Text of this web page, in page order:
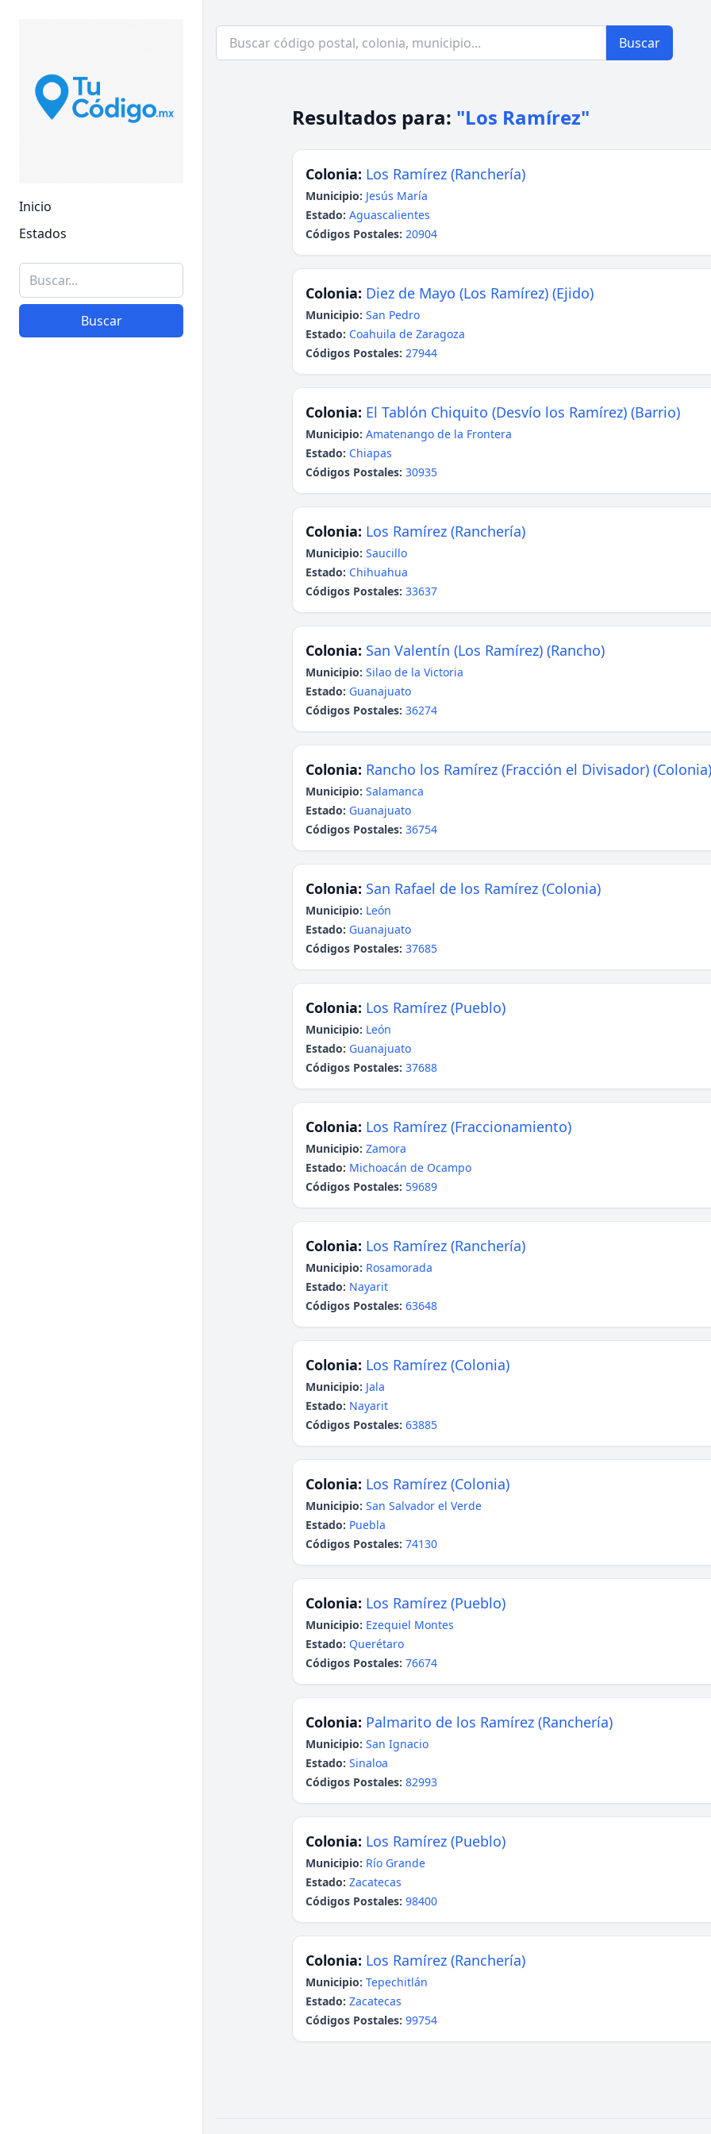
Inicio
Estados
Buscar
Buscar
Resultados para: "Los Ramírez"
Colonia: Los Ramírez (Ranchería)
Municipio: Jesús María
Estado: Aguascalientes
Códigos Postales: 20904
Colonia: Diez de Mayo (Los Ramírez) (Ejido)
Municipio: San Pedro
Estado: Coahuila de Zaragoza
Códigos Postales: 27944
Colonia: El Tablón Chiquito (Desvío los Ramírez) (Barrio)
Municipio: Amatenango de la Frontera
Estado: Chiapas
Códigos Postales: 30935
Colonia: Los Ramírez (Ranchería)
Municipio: Saucillo
Estado: Chihuahua
Códigos Postales: 33637
Colonia: San Valentín (Los Ramírez) (Rancho)
Municipio: Silao de la Victoria
Estado: Guanajuato
Códigos Postales: 36274
Colonia: Rancho los Ramírez (Fracción el Divisador) (Colonia)
Municipio: Salamanca
Estado: Guanajuato
Códigos Postales: 36754
Colonia: San Rafael de los Ramírez (Colonia)
Municipio: León
Estado: Guanajuato
Códigos Postales: 37685
Colonia: Los Ramírez (Pueblo)
Municipio: León
Estado: Guanajuato
Códigos Postales: 37688
Colonia: Los Ramírez (Fraccionamiento)
Municipio: Zamora
Estado: Michoacán de Ocampo
Códigos Postales: 59689
Colonia: Los Ramírez (Ranchería)
Municipio: Rosamorada
Estado: Nayarit
Códigos Postales: 63648
Colonia: Los Ramírez (Colonia)
Municipio: Jala
Estado: Nayarit
Códigos Postales: 63885
Colonia: Los Ramírez (Colonia)
Municipio: San Salvador el Verde
Estado: Puebla
Códigos Postales: 74130
Colonia: Los Ramírez (Pueblo)
Municipio: Ezequiel Montes
Estado: Querétaro
Códigos Postales: 76674
Colonia: Palmarito de los Ramírez (Ranchería)
Municipio: San Ignacio
Estado: Sinaloa
Códigos Postales: 82993
Colonia: Los Ramírez (Pueblo)
Municipio: Río Grande
Estado: Zacatecas
Códigos Postales: 98400
Colonia: Los Ramírez (Ranchería)
Municipio: Tepechitlán
Estado: Zacatecas
Códigos Postales: 99754